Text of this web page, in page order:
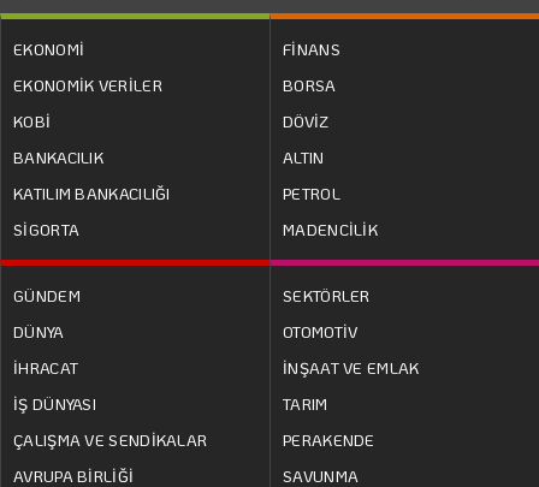
EKONOMİ
EKONOMİK VERİLER
KOBİ
BANKACILIK
KATILIM BANKACILIĞI
SİGORTA
FİNANS
BORSA
DÖVİZ
ALTIN
PETROL
MADENCİLİK
GÜNDEM
DÜNYA
İHRACAT
İŞ DÜNYASI
ÇALIŞMA VE SENDİKALAR
AVRUPA BİRLİĞİ
SEKTÖRLER
OTOMOTİV
İNŞAAT VE EMLAK
TARIM
PERAKENDE
SAVUNMA